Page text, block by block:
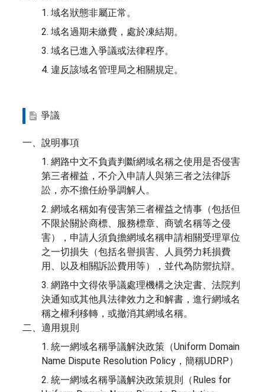
1. 域名狀態非屬正常。
2. 域名過期未繳費，處於凍結期。
3. 域名已進入爭議或法律程序。
4. 違反該域名管理局之相關規定。
爭議
一、說明事項
1. 網路中文不負責判斷網域名稱之使用是否侵害
第三者權益，不介入申請人與第三者之法律訴
訟，亦不擔任紛爭調解人。
2. 網域名稱如有侵害第三者權益之情事（包括但
不限於關於商標、服務標章、商號名稱等之侵
害），申請人須負擔網域名稱申請相關受理單位
之一切損失（包括名譽損害、人員勞力耗損費
用、以及相關訴訟費用等），並代為防禦抗辯。
3. 網路中文得依爭議處理機構之決定書、法院判
決通知或其他具法律效力之和解書，進行網域名
稱之權利移轉，或撤消其網域名稱。
二、適用規則
1. 統一網域名稱爭議解決政策（Uniform Domain
Name Dispute Resolution Policy，簡稱UDRP）
2. 統一網域名稱爭議解決政策規則（Rules for